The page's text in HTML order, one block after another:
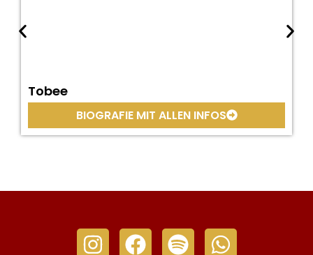
Tobee
BIOGRAFIE MIT ALLEN INFOS